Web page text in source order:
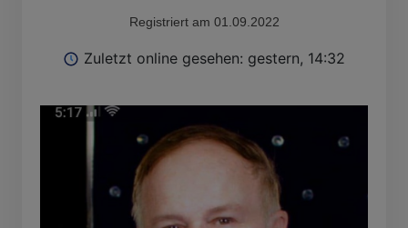
Registriert am 01.09.2022
Zuletzt online gesehen: gestern, 14:32